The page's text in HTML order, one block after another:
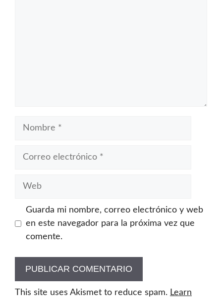
Nombre
Correo
Web
Guarda mi nombre, correo electrónico y web
en este navegador para la próxima vez que
comente.
This site uses Akismet to reduce spam. Learn